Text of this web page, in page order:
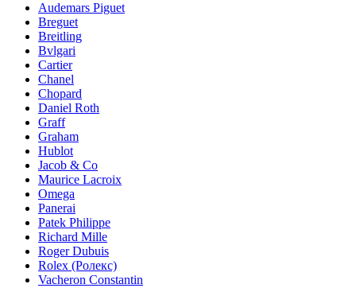
Audemars Piguet
Breguet
Breitling
Bvlgari
Cartier
Chanel
Chopard
Daniel Roth
Graff
Graham
Hublot
Jacob & Co
Maurice Lacroix
Omega
Panerai
Patek Philippe
Richard Mille
Roger Dubuis
Rolex (Ролекс)
Vacheron Constantin